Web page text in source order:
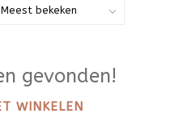
gevonden!
WINKELEN